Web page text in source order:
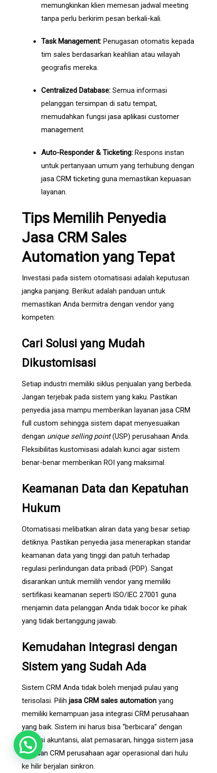
memungkinkan klien memesan jadwal meeting
tanpa perlu berkirim pesan berkali-kali.
Task Management: Penugasan otomatis kepada
tim sales berdasarkan keahlian atau wilayah
geografis mereka.
Centralized Database: Semua informasi
pelanggan tersimpan di satu tempat,
memudahkan fungsi jasa aplikasi customer
management.
Auto-Responder & Ticketing: Respons instan
untuk pertanyaan umum yang terhubung dengan
jasa CRM ticketing guna memastikan kepuasan
layanan.
Tips Memilih Penyedia
Jasa CRM Sales
Automation yang Tepat
Investasi pada sistem otomatisasi adalah keputusan
jangka panjang. Berikut adalah panduan untuk
memastikan Anda bermitra dengan vendor yang
kompeten:
Cari Solusi yang Mudah
Dikustomisasi
Setiap industri memiliki siklus penjualan yang berbeda.
Jangan terjebak pada sistem yang kaku. Pastikan
penyedia jasa mampu memberikan layanan jasa CRM
full custom sehingga sistem dapat menyesuaikan
dengan unique selling point(USP) perusahaan Anda.
Fleksibilitas kustomisasi adalah kunci agar sistem
benar-benar memberikan ROI yang maksimal.
Keamanan Data dan Kepatuhan
Hukum
Otomatisasi melibatkan aliran data yang besar setiap
detiknya. Pastikan penyedia jasa menerapkan standar
keamanan data yang tinggi dan patuh terhadap
regulasi perlindungan data pribadi (PDP). Sangat
disarankan untuk memilih vendor yang memiliki
sertifikasi keamanan seperti ISO/IEC 27001 guna
menjamin data pelanggan Anda tidak bocor ke pihak
yang tidak bertanggung jawab.
Kemudahan Integrasi dengan
Sistem yang Sudah Ada
Sistem CRM Anda tidak boleh menjadi pulau yang
terisolasi. Pilih jasa CRM sales automation yang
memiliki kemampuan jasa integrasi CRM perusahaan
yang baik. Sistem ini harus bisa “berbicara” dengan
aplikasi akuntansi, alat pemasaran, hingga sistem jasa
ERP dan CRM perusahaan agar operasional dari hulu
ke hilir berjalan sinkron.